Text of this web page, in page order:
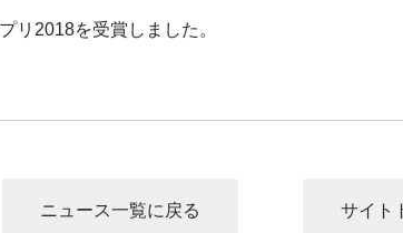
リ2018を受賞しました。
ニュース一覧に戻る サイト